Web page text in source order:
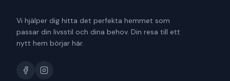
Vi hjälper dig hitta det perfekta hemmet som
passar din livsstil och dina behov. Din resa till ett
nytt hem börjar här.